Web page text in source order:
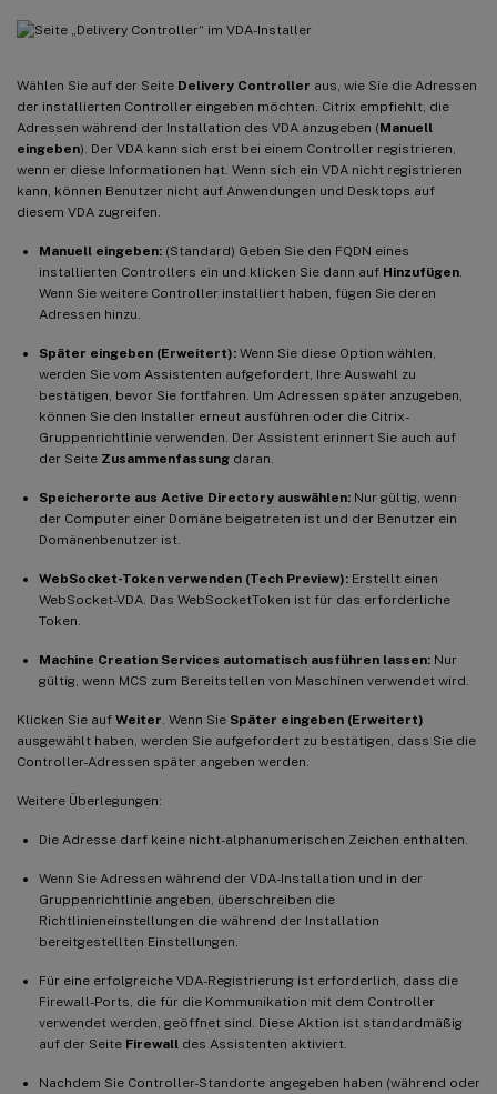
Wählen Sie auf der Seite Delivery Controller aus, wie Sie die Adressen
der installierten Controller eingeben möchten. Citrix empfiehlt, die
Adressen während der Installation des VDA anzugeben (Manuell
eingeben). Der VDA kann sich erst bei einem Controller registrieren,
wenn er diese Informationen hat. Wenn sich ein VDA nicht registrieren
kann, können Benutzer nicht auf Anwendungen und Desktops auf
diesem VDA zugreifen.
Manuell eingeben: (Standard) Geben Sie den FQDN eines
installierten Controllers ein und klicken Sie dann auf Hinzufügen
Wenn Sie weitere Controller installiert haben, fügen Sie deren
Adressen hinzu.
Später eingeben (Erweitert): Wenn Sie diese Option wählen,
werden Sie vom Assistenten aufgefordert, Ihre Auswahl zu
bestätigen, bevor Sie fortfahren. Um Adressen später anzugeben,
können Sie den Installer erneut ausführen oder die Citrix-
Gruppenrichtlinie verwenden. Der Assistent erinnert Sie auch auf
der Seite Zusammenfassung daran.
Speicherorte aus Active Directory auswählen: Nur gültig, wenn
der Computer einer Domäne beigetreten ist und der Benutzer ein
Domänenbenutzer ist.
WebSocket-Token verwenden (Tech Preview): Erstellt einen
WebSocket-VDA. Das WebSocketToken ist für das erforderliche
Token.
Machine Creation Services automatisch ausführen lassen: Nur
gültig, wenn MCS zum Bereitstellen von Maschinen verwendet wird.
Klicken Sie auf Weiter . Wenn Sie Später eingeben (Erweitert)
ausgewählt haben, werden Sie aufgefordert zu bestätigen, dass Sie die
Controller-Adressen später angeben werden.
Weitere Überlegungen:
Die Adresse darf keine nicht-alphanumerischen Zeichen enthalten.
Wenn Sie Adressen während der VDA-Installation und in der
Gruppenrichtlinie angeben, überschreiben die
Richtlinieneinstellungen die während der Installation
bereitgestellten Einstellungen.
Für eine erfolgreiche VDA-Registrierung ist erforderlich, dass die
Firewall-Ports, die für die Kommunikation mit dem Controller
verwendet werden, geöffnet sind. Diese Aktion ist standardmäßig
auf der Seite Firewall des Assistenten aktiviert.
Nachdem Sie Controller-Standorte angegeben haben (während oder